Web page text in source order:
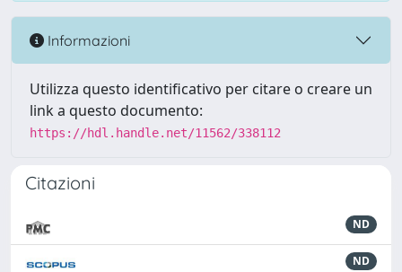
Informazioni
Utilizza questo identificativo per citare o creare un
link a questo documento:
https://hdl.handle.net/11562/338112
Citazioni
ND
ND